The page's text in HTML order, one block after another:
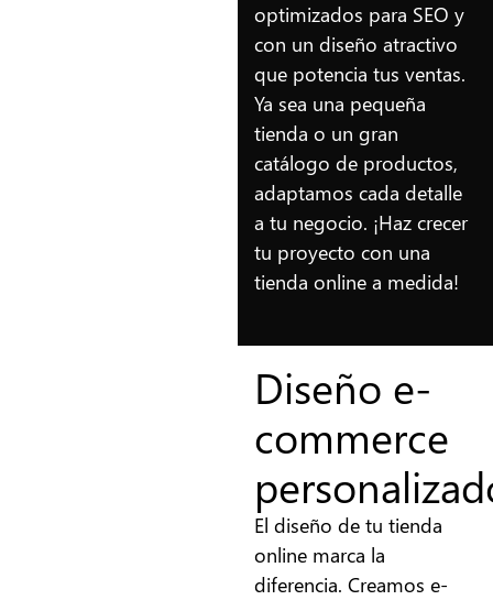
optimizados para SEO y
con un diseño atractivo
que potencia tus ventas.
Ya sea una pequeña
tienda o un gran
catálogo de productos,
adaptamos cada detalle
a tu negocio. ¡Haz crecer
tu proyecto con una
tienda online a medida!
Diseño e-
commerce
El diseño de tu tienda
online marca la
diferencia. Creamos e-